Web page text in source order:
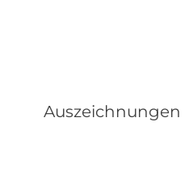
Auszeichnungen